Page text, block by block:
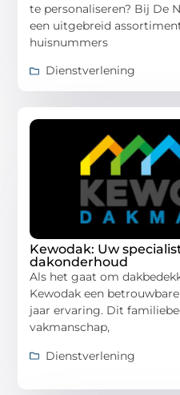
te personaliseren? Bij De
een uitgebreid
huisnummers
Dienstverlening
Kewodak: Uw
dakonderhoud
Als het gaat om
Kewodak een
jaar ervaring. Dit
vakmanschap,
Dienstverlening